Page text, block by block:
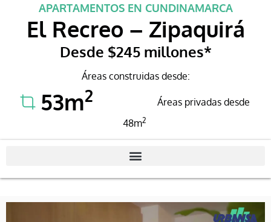
APARTAMENTOS EN CUNDINAMARCA
El Recreo – Zipaquirá
Desde $245 millones*
Áreas construidas desde:
53m2
Áreas privadas desde
48m2